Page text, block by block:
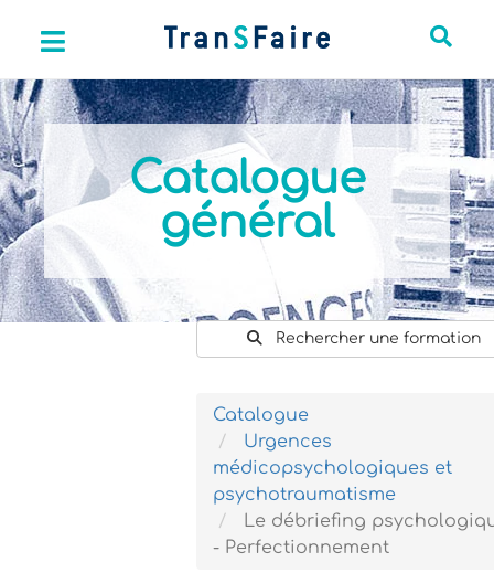
Catalogue
général
Rechercher une formation
Catalogue
Urgences
médicopsychologiques et
psychotraumatisme
Le débriefing
- Perfectionnement